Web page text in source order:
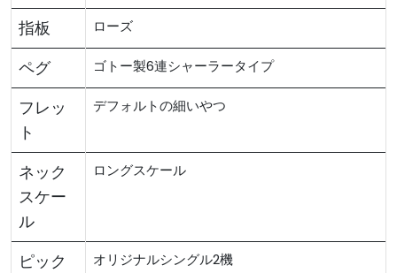
指板 ローズ
ペグ ゴトー製6連シャーラータイプ
フレッ
ト
デフォルトの細いやつ
ネック
スケー
ル
ロングスケール
ピック
オリジナルシングル2機